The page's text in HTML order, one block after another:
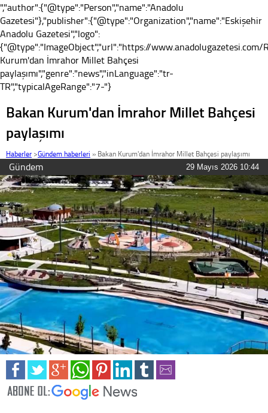
","author":{"@type":"Person","name":"Anadolu
Gazetesi"},"publisher":{"@type":"Organization","name":"Eskişehir
Anadolu Gazetesi","logo":
{"@type":"ImageObject","url":"https://
Kurum'dan İmrahor Millet Bahçesi
paylaşımı","genre":"news","inLanguage":"tr-
TR","typicalAgeRange":"7-"}
Bakan Kurum'dan İmrahor Millet Bahçesi
paylaşımı
Haberler >Gündem haberleri » Bakan Kurum'dan İmrahor Millet Bahçesi paylaşımı
Gündem 29 Mayıs 2026 10:44